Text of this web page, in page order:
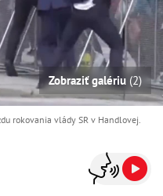
Zobraziť galériu (2)
rokovania vlády SR v Handlovej.